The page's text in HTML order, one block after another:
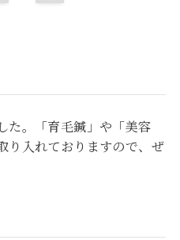
た。「育毛鍼」や「美容
り入れておりますので、ぜ